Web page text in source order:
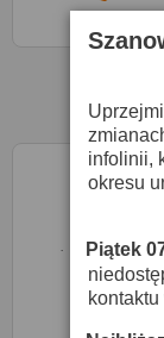
infolinii,
okresu
· Piątek